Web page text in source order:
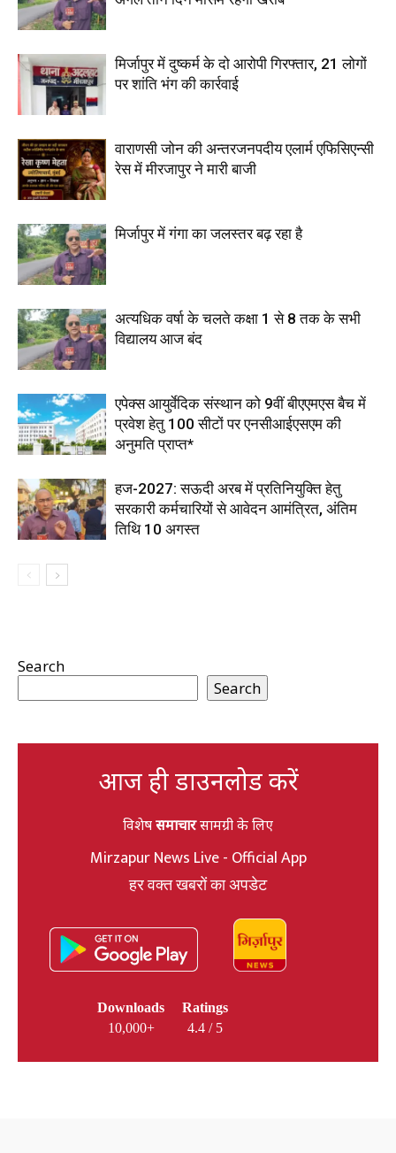
मिर्जापुर में दुष्कर्म के दो आरोपी गिरफ्तार, 21 लोगों
पर शांति भंग की कार्रवाई
वाराणसी जोन की अन्तरजनपदीय एलार्म एफिसिएन्सी
रेस में मीरजापुर ने मारी बाजी
मिर्जापुर में गंगा का जलस्तर बढ़ रहा है
अत्यधिक वर्षा के चलते कक्षा 1 से 8 तक के सभी
विद्यालय आज बंद
एपेक्स आयुर्वेदिक संस्थान को 9वीं बीएएमएस बैच में
प्रवेश हेतु 100 सीटों पर एनसीआईएसएम की
अनुमति प्राप्त*
हज-2027: सऊदी अरब में प्रतिनियुक्ति हेतु
सरकारी कर्मचारियों से आवेदन आमंत्रित, अंतिम
तिथि 10 अगस्त
Search
Search
आज ही डाउनलोड करें
विशेषसमाचारसामग्री के लिए
Mirzapur News Live - Official App
हर वक्त खबरों का अपडेट
Downloads
10,000+
Ratings
4.4 / 5